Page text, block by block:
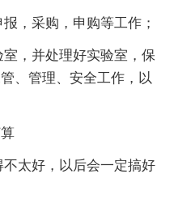
，采购，申购等工作；
，并处理好实验室，保
、管理、安全工作，以
太好，以后会一定搞好